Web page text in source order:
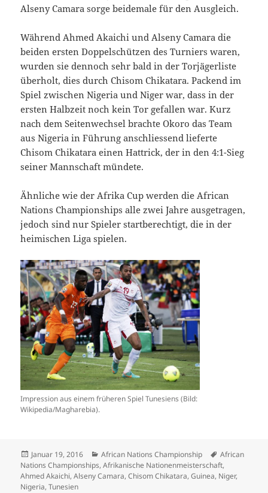
Alseny Camara sorge beidemale für den Ausgleich.
Während Ahmed Akaichi und Alseny Camara die
beiden ersten Doppelschützen des Turniers waren,
wurden sie dennoch sehr bald in der Torjägerliste
überholt, dies durch Chisom Chikatara. Packend im
Spiel zwischen Nigeria und Niger war, dass in der
ersten Halbzeit noch kein Tor gefallen war. Kurz
nach dem Seitenwechsel brachte Okoro das Team
aus Nigeria in Führung anschliessend lieferte
Chisom Chikatara einen Hattrick, der in den 4:1-Sieg
seiner Mannschaft mündete.
Ähnliche wie der Afrika Cup werden die African
Nations Championships alle zwei Jahre ausgetragen,
jedoch sind nur Spieler startberechtigt, die in der
heimischen Liga spielen.
Impression aus einem früheren Spiel Tunesiens (Bild:
Wikipedia/Magharebia).
Veröffentlicht
am
Januar 19, 2016 Kategorien
African Nations Championship Schlagwörter
African
Nations Championships,Afrikanische Nationenmeisterschaft,
Ahmed Akaichi,Alseny Camara,Chisom Chikatara,Guinea, Niger,
Nigeria,Tunesien